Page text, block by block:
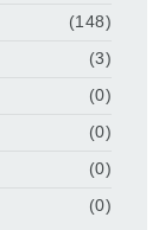
(148)
(3)
(0)
(0)
(0)
(0)